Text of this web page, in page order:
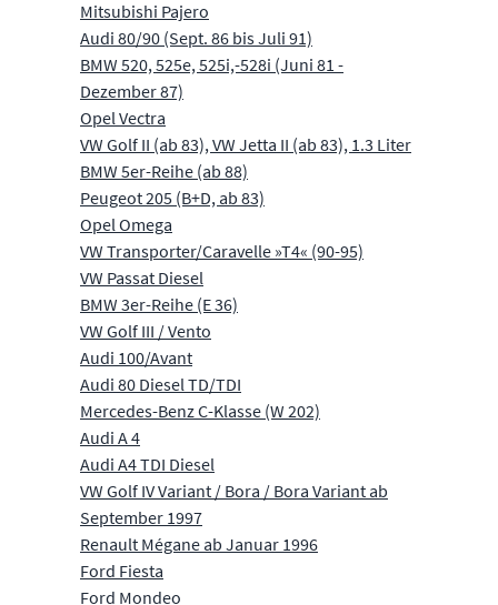
Mitsubishi Pajero
Audi 80/90 (Sept. 86 bis Juli 91)
BMW 520, 525e, 525i,-528i (Juni 81 -
Dezember 87)
Opel Vectra
VW Golf II (ab 83), VW Jetta II (ab 83), 1.3 Liter
BMW 5er-Reihe (ab 88)
Peugeot 205 (B+D, ab 83)
Opel Omega
VW Transporter/Caravelle »T4« (90-95)
VW Passat Diesel
BMW 3er-Reihe (E 36)
VW Golf III / Vento
Audi 100/Avant
Audi 80 Diesel TD/TDI
Mercedes-Benz C-Klasse (W 202)
Audi A 4
Audi A4 TDI Diesel
VW Golf IV Variant / Bora / Bora Variant ab
September 1997
Renault Mégane ab Januar 1996
Ford Fiesta
Ford Mondeo